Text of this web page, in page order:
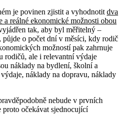
je povinen zjistit a vyhodnotitdva
a reálné ekonomické možnosti obou
tak, aby byl měřitelný –
o počet dní v měsíci, kdy rodič
možností pak zahrnuje
rodičů, ale i relevantní výdaje
náklady na bydlení, školní a
náklady na dopravu, náklady
nebude v prvních
proto očekávat sjednocující